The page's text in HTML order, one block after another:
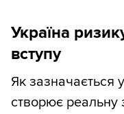
Україна
вступу
Як зазначається
створює реальну